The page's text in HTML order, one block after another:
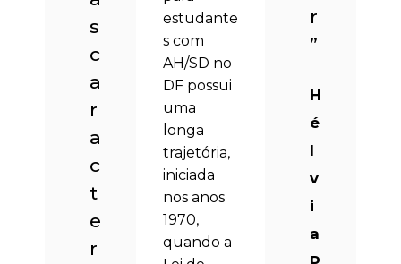
s
c
a
r
a
c
t
e
r
r
”
H
é
l
v
i
a
estudante
s com
AH/SD no
DF possui
uma
longa
trajetória,
iniciada
nos anos
1970,
quando a